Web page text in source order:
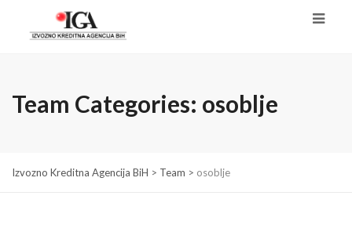
Team Categories: osoblje
Izvozno Kreditna Agencija BiH > Team > osoblje